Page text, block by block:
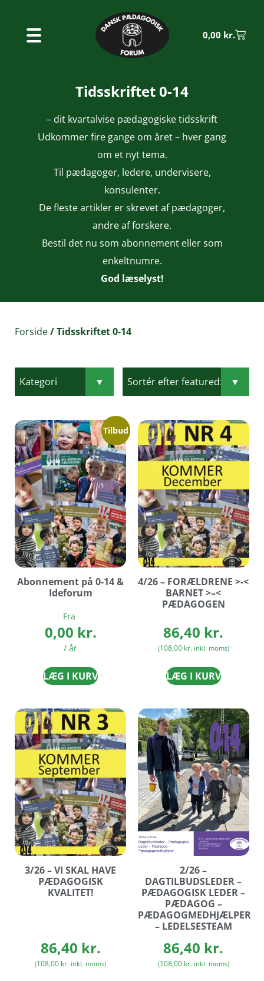
0,00 kr.
Tidsskriftet 0-14
– dit kvartalvise pædagogiske tidsskrift
Udkommer fire gange om året – hver gang
om et nyt tema.
Til pædagoger, ledere, undervisere,
konsulenter.
De fleste artikler er skrevet af pædagoger,
andre af forskere.
Bestil det nu som abonnement eller som
enkeltnumre.
God læselyst!
Forside/ Tidsskriftet 0-14
Tilbud
Abonnement på 0-14 &
Ideforum
Fra
0,00 kr.
/ år
LÆG I KURV
4/26 – FORÆLDRENE >-<
BARNET >–<
PÆDAGOGEN
86,40 kr.
(108,00 kr. inkl. moms)
LÆG I KURV
3/26 – VI SKAL HAVE
PÆDAGOGISK
KVALITET!
86,40 kr.
(108,00 kr. inkl. moms)
2/26 –
DAGTILBUDSLEDER –
PÆDAGOGISK LEDER –
PÆDAGOG –
PÆDAGOGMEDHJÆLPER
– LEDELSESTEAM
86,40 kr.
(108,00 kr. inkl. moms)